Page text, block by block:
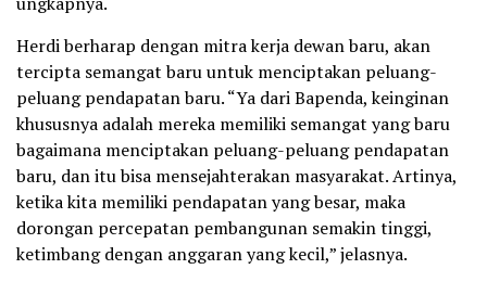
Herdi berharap dengan mitra kerja dewan baru, akan
tercipta semangat baru untuk menciptakan peluang-
peluang pendapatan baru. “Ya dari Bapenda, keinginan
khususnya adalah mereka memiliki semangat yang baru
bagaimana menciptakan peluang-peluang pendapatan
baru, dan itu bisa mensejahterakan masyarakat. Artinya,
ketika kita memiliki pendapatan yang besar, maka
dorongan percepatan pembangunan semakin tinggi,
ketimbang dengan anggaran yang kecil,” jelasnya.